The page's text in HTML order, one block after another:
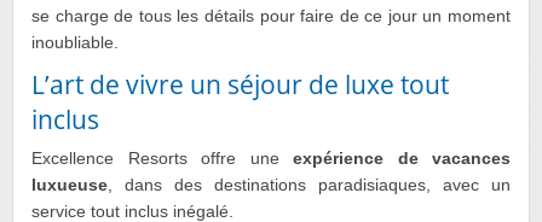
se charge de tous les détails pour faire de ce jour un moment
inoubliable.
L’art de vivre un séjour de luxe tout
inclus
Excellence Resorts offre une expérience de vacances
luxueuse , dans des destinations paradisiaques, avec un
service tout inclus inégalé.